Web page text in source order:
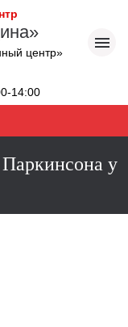
центр»
14:00
у